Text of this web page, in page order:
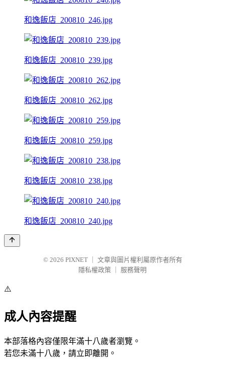
和逸飯店_200810_246.jpg
和逸飯店_200810_239.jpg
和逸飯店_200810_262.jpg
和逸飯店_200810_259.jpg
和逸飯店_200810_238.jpg
和逸飯店_200810_240.jpg
© 2026 PIXNET
文章與圖片權利屬原作者所有
隱私權政策
服務聲明
⚠️
成人內容提醒
本部落格內容僅限年滿十八歲者瀏覽。
若您未滿十八歲，請立即離開。